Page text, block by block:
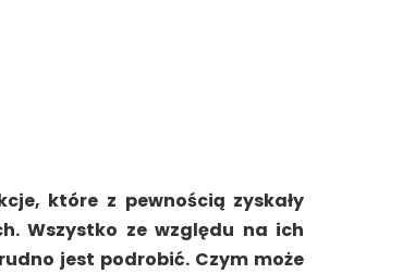
które z pewnością zyskały
Wszystko ze względu na ich
jest podrobić. Czym może